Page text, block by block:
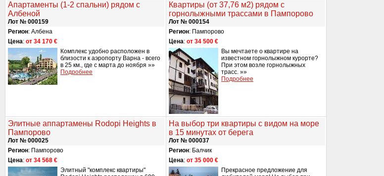
Апартаменты (1-2 спальни) рядом с
Албеной
Лот № 000159
Регион: Албена
Цена: от 34 170 €
Комплекс удобно расположен в
близости к аэропорту Варна - всего
в 25 км., где с марта до ноября »»
Подробнее
Квартиры (от 37,76 м2) рядом с
горнолыжными трассами в Пампорово
Лот № 000154
Регион: Пампорово
Цена: от 34 500 €
Вы мечтаете о квартире на
известном горнолыжном курорте?
При этом возле горнолыжных
трасс. »»
Подробнее
Элитные аппартамены Rodopi Heights в
Пампорово
Лот № 000025
Регион: Пампорово
Цена: от 34 568 €
Элитный "комплекс квартиры"
На выбор три квартиры с видом на море
в 15 минутах от берега
Лот № 000037
Регион: Балчик
Цена: от 35 000 €
Прекрасное предложение для